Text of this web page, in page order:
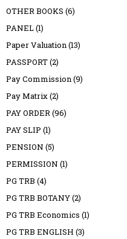
OTHER BOOKS (6)
PANEL(1)
Paper Valuation(13)
PASSPORT(2)
Pay Commission(9)
Pay Matrix(2)
PAY ORDER(96)
PAY SLIP (1)
PENSION (5)
PERMISSION (1)
PG TRB (4)
PG TRB BOTANY(2)
PG TRB Economics (1)
PG TRB ENGLISH (3)